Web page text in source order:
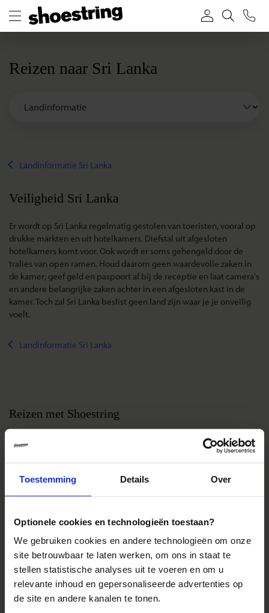
Toestemming Details Over
Optionele cookies en technologieën toestaan?
We gebruiken cookies en andere technologieën om onze
site betrouwbaar te laten werken, om ons in staat te
stellen statistische analyses uit te voeren en om u
relevante inhoud en gepersonaliseerde advertenties op
de site en andere kanalen te tonen.
Reizen naar Sri Lanka
Landinformatie Sri Lanka
Veiligheid Sri Lanka
Er wordt op Sri Lanka regelmatig gestolen van toeristen, vooral op
drukke markten en uit hotelkamers. Diefstal uit afgesloten
hotelkamers komt voor. Ook wordt er soms gehengeld door de
tralies van open ramen. Houd daarom geen waardevolle zaken in
de kamer; geef geld en paspoort af bij de receptie en laat camera's
en andere belangrijke zaken achter in een afgesloten kast in de
kamer. Toch zal Sri Lanka beslist geen land zijn waar je je onveilig
voelt.
Landinformatie Sri Lanka
Reizen met Shoestring
Inloggen op mijn.Shoestring
Reisthema's
Groepsreizen